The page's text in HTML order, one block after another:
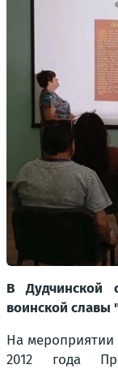
В Дудчинской
воинской славы
На
2012 года